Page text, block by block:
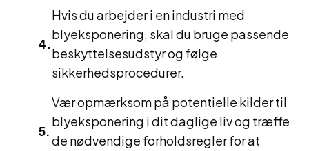
Hvis du arbejder i en industri med
blyeksponering, skal du bruge passende
beskyttelsesudstyr og følge
sikkerhedsprocedurer.
Vær opmærksom på potentielle kilder til
blyeksponering i dit daglige liv og træffe
de nødvendige forholdsregler for at